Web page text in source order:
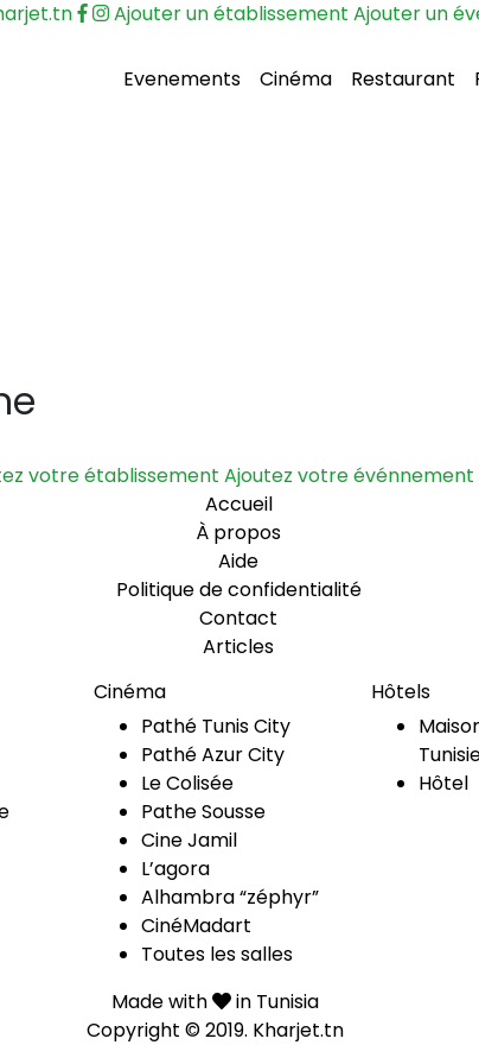
Ajouter un établissement Ajouter un
Evenements Cinéma Restaurant
votre établissement Ajoutez votre événnement
Accueil
À propos
Aide
Politique de confidentialité
Contact
Articles
Cinéma
Pathé Tunis City
Pathé Azur City
Le Colisée
Pathe Sousse
Cine Jamil
L’agora
Alhambra “zéphyr”
CinéMadart
Toutes les salles
Hôtels
Hôtel
Made with
in Tunisia
Copyright © 2019. Kharjet.tn